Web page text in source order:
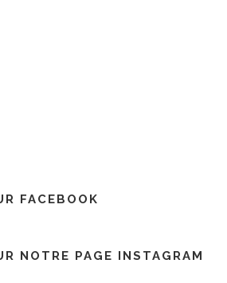
FACEBOOK
NOTRE PAGE INSTAGRAM